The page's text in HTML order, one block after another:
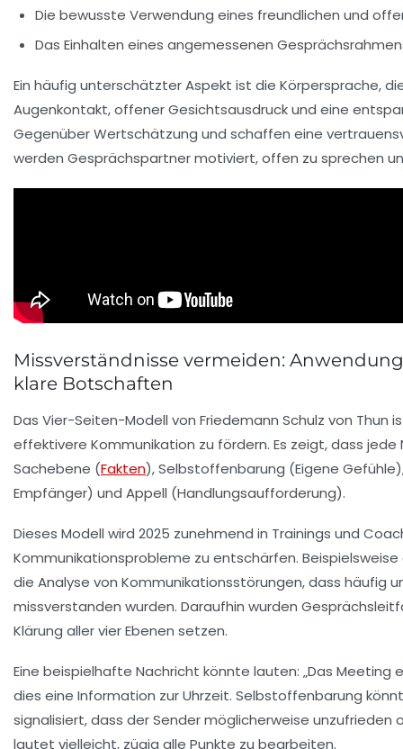
Die bewusste Verwendung eines freundlichen und
Das Einhalten eines angemessenen
Ein häufig unterschätzter Aspekt ist die Körpersprache,
Augenkontakt, offener Gesichtsausdruck und eine
Gegenüber Wertschätzung und schaffen eine
werden Gesprächspartner motiviert, offen zu sprechen
Missverständnisse vermeiden:
klare Botschaften
Das Vier-Seiten-Modell von Friedemann Schulz von Thun
effektivere Kommunikation zu fördern. Es zeigt, dass
Sachebene (Fakten), Selbstoffenbarung (Eigene
Empfänger) und Appell (Handlungsaufforderung).
Dieses Modell wird 2025 zunehmend in Trainings und
Kommunikationsprobleme zu entschärfen.
die Analyse von Kommunikationsstörungen, dass häufig
missverstanden wurden. Daraufhin wurden
Klärung aller vier Ebenen setzen.
Eine beispielhafte Nachricht könnte lauten: „Das Meeting
dies eine Information zur Uhrzeit. Selbstoffenbarung
signalisiert, dass der Sender möglicherweise
lautet vielleicht, zügig alle Punkte zu bearbeiten.